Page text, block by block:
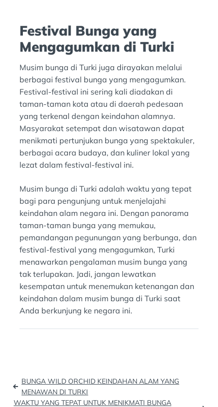
Festival Bunga yang
Mengagumkan di Turki
Musim bunga di Turki juga dirayakan melalui
berbagai festival bunga yang mengagumkan.
Festival-festival ini sering kali diadakan di
taman-taman kota atau di daerah pedesaan
yang terkenal dengan keindahan alamnya.
Masyarakat setempat dan wisatawan dapat
menikmati pertunjukan bunga yang spektakuler,
berbagai acara budaya, dan kuliner lokal yang
lezat dalam festival-festival ini.
Musim bunga di Turki adalah waktu yang tepat
bagi para pengunjung untuk menjelajahi
keindahan alam negara ini. Dengan panorama
taman-taman bunga yang memukau,
pemandangan pegunungan yang berbunga, dan
festival-festival yang mengagumkan, Turki
menawarkan pengalaman musim bunga yang
tak terlupakan. Jadi, jangan lewatkan
kesempatan untuk menemukan ketenangan dan
keindahan dalam musim bunga di Turki saat
Anda berkunjung ke negara ini.
Post
navigation
BUNGA WILD ORCHID KEINDAHAN ALAM YANG
MENAWAN DI TURKI
WAKTU YANG TEPAT UNTUK MENIKMATI BUNGA